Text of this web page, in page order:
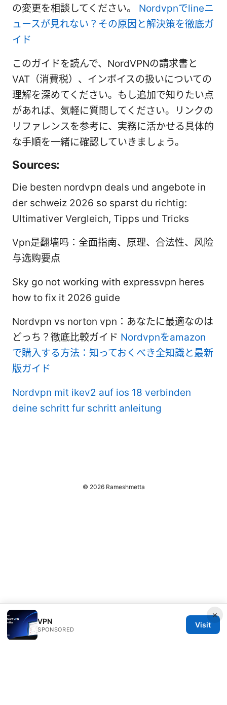
の変更を相談してください。 Nordvpnでlineニ
ュースが見れない？その原因と解決策を徹底ガ
イド
このガイドを読んで、NordVPNの請求書と
VAT（消費税）、インボイスの扱いについての
理解を深めてください。もし追加で知りたい点
があれば、気軽に質問してください。リンクの
リファレンスを参考に、実務に活かせる具体的
な手順を一緒に確認していきましょう。
Sources:
Die besten nordvpn deals und angebote in
der schweiz 2026 so sparst du richtig:
Ultimativer Vergleich, Tipps und Tricks
Vpn是翻墙吗：全面指南、原理、合法性、风险
与选购要点
Sky go not working with expressvpn heres
how to fix it 2026 guide
Nordvpn vs norton vpn：あなたに最適なのは
どっち？徹底比較ガイド Nordvpnをamazon
で購入する方法：知っておくべき全知識と最新
版ガイド
Nordvpn mit ikev2 auf ios 18 verbinden
deine schritt fur schritt anleitung
×
VPN
SPONSORED
Visit
© 2026 Rameshmetta